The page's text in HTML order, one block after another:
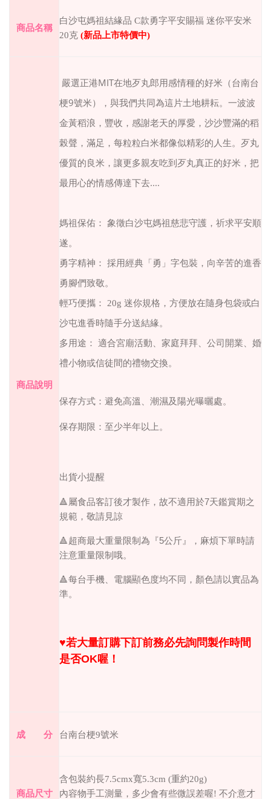
商品名稱
白沙屯媽祖結緣品 C款勇字平安賜福 迷你平安米
20克 (新品上市特價中)
商品說明
嚴選正港MIT在地歹丸郎用感情種的好米（台南台
梗9號米），與我們共同為這片土地耕耘。一波波
金黃稻浪，豐收，感謝老天的厚愛，沙沙豐滿的稻
榖聲，滿足，每粒粒白米都像似精彩的人生。歹丸
優質的良米，讓更多親友吃到歹丸真正的好米，把
最用心的情感傳達下去....
媽祖保佑： 象徵白沙屯媽祖慈悲守護，祈求平安順
遂。
勇字精神： 採用經典「勇」字包裝，向辛苦的進香
勇腳們致敬。
輕巧便攜： 20g 迷你規格，方便放在隨身包袋或白
沙屯進香時隨手分送結緣。
多用途： 適合宮廟活動、家庭拜拜、公司開業、婚
禮小物或信徒間的禮物交換。
保存方式：避免高溫、潮濕及陽光曝曬處。
保存期限：至少半年以上。
出貨小提醒
🔺︎屬食品客訂後才製作，故不適用於7天鑑賞期之
規範，敬請見諒
🔺︎超商最大重量限制為『5公斤』，麻煩下單時請
注意重量限制哦。
🔺︎每台手機、電腦顯色度均不同，顏色請以實品為
準。
♥︎若大量訂購下訂前務必先詢問製作時間
是否OK喔！
成 分 台南台梗9號米
商品尺寸
含包裝約長7.5cmx寬5.3cm (重約20g)
內容物手工測量，多少會有些微誤差喔! 不介意才